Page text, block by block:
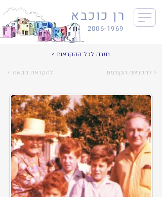
רן כוכבא
2006-1969
< חזרה לכל ההקראות
< להקראה הבאה להקראה הקודמת >